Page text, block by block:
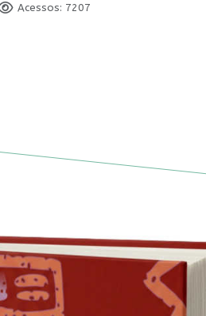
Acessos: 7207